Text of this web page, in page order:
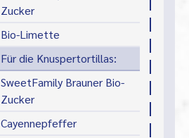
Zucker
Bio-Limette
Für die Knuspertortillas:
SweetFamily Brauner Bio-
Zucker
Cayennepfeffer